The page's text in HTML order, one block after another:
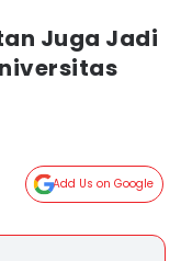
Juga Jadi
Add Us on Google